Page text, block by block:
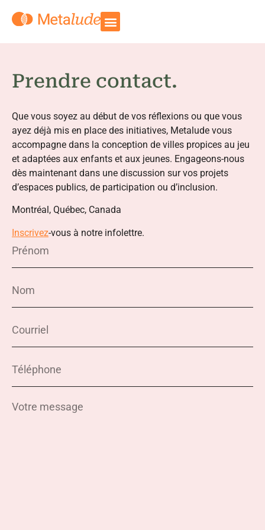
Prendre contact.
Que vous soyez au début de vos réflexions ou que vous
ayez déjà mis en place des initiatives, Metalude vous
accompagne dans la conception de villes propices au jeu
et adaptées aux enfants et aux jeunes. Engageons-nous
dès maintenant dans une discussion sur vos projets
d’espaces publics, de participation ou d’inclusion.
Montréal, Québec, Canada
Inscrivez-vous à notre infolettre.